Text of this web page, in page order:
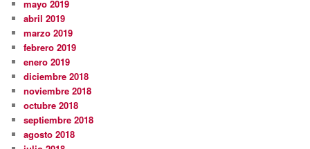
mayo 2019
abril 2019
marzo 2019
febrero 2019
enero 2019
diciembre 2018
noviembre 2018
octubre 2018
septiembre 2018
agosto 2018